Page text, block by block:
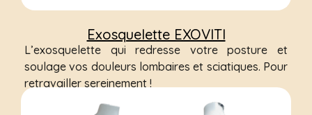
Exosquelette EXOVITI
L’exosquelette qui redresse votre posture et
soulage vos douleurs lombaires et sciatiques. Pour
retravailler sereinement !